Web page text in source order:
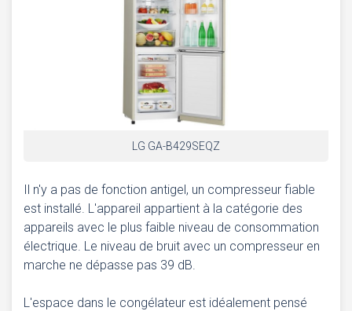
LG GA-B429SEQZ
Il n'y a pas de fonction antigel, un compresseur fiable
est installé. L'appareil appartient à la catégorie des
appareils avec le plus faible niveau de consommation
électrique. Le niveau de bruit avec un compresseur en
marche ne dépasse pas 39 dB.
L'espace dans le congélateur est idéalement pensé